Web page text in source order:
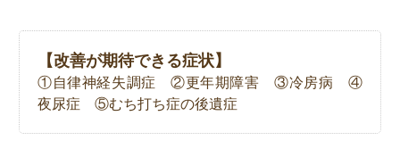
【改善が期待できる症状】
①自律神経失調症 ②更年期障害 ③冷房病 ④
夜尿症 ⑤むち打ち症の後遺症